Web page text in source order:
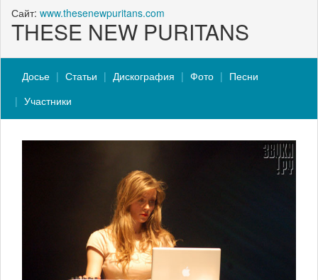
Сайт: www.thesenewpuritans.com
THESE NEW PURITANS
Досье Статьи Дискография Фото
Песни
Участники